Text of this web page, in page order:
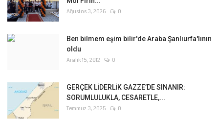
Ağustos 3, 2026 0
Ben bilmem eşim bilir'de Araba Şanlıurfa'lının
oldu
Aralık 15, 2012 0
GERÇEK LİDERLİK GAZZE’DE SINANIR:
SORUMLULUKLA, CESARETLE,...
Temmuz 3, 2025 0